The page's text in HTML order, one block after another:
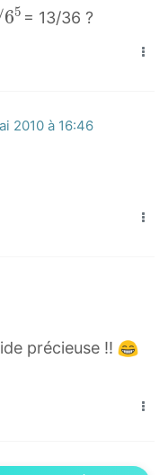
5
5
65 = 13/36 ?
2010 à 16:46
précieuse !!